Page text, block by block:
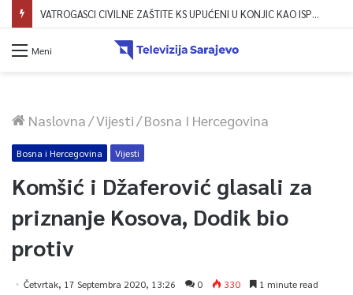
VATROGASCI CIVILNE ZAŠTITE KS UPUĆENI U KONJIC KAO ISPOMOĆ U GAŠENJU POŽARA
Meni
Naslovna/Vijesti/Bosna I Hercegovina
Bosna i Hercegovina Vijesti
Komšić i Džaferović glasali za
priznanje Kosova, Dodik bio
protiv
Četvrtak, 17 Septembra 2020, 13:26 0 330 1 minute read